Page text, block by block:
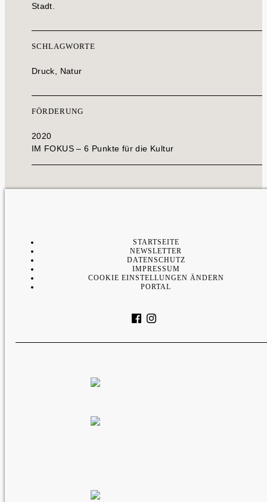
Stadt.
SCHLAGWORTE
Druck, Natur
FÖRDERUNG
2020
IM FOKUS – 6 Punkte für die Kultur
STARTSEITE
NEWSLETTER
DATENSCHUTZ
IMPRESSUM
COOKIE EINSTELLUNGEN ÄNDERN
PORTAL